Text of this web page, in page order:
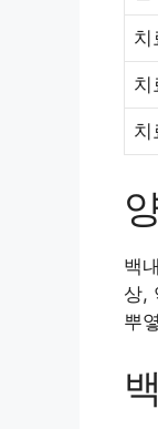
치
치
치
백
상,
뿌